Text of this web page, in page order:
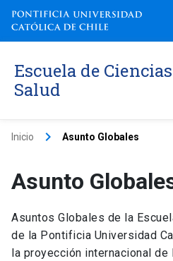
Escuela de
Salud
Inicio keyboard_arrow_right Asunto Globales
Asunto
Asuntos Globales de la
de la Pontificia Universidad
la proyección internacional